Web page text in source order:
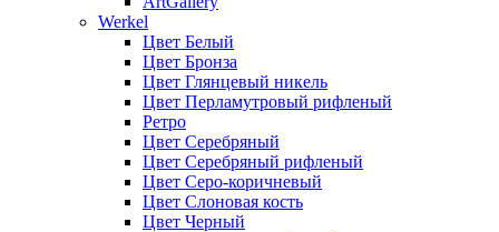
Werkel
Цвет Белый
Цвет Бронза
Цвет Глянцевый никель
Цвет Перламутровый рифленый
Ретро
Цвет Серебряный
Цвет Серебряный рифленый
Цвет Серо-коричневый
Цвет Слоновая кость
Цвет Черный